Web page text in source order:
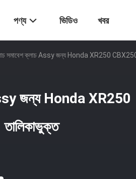
পণ্য ভিডিও খবর
সমাবেশ ক্লাচ Assy জন্য Honda XR250
জন্য Honda XR250